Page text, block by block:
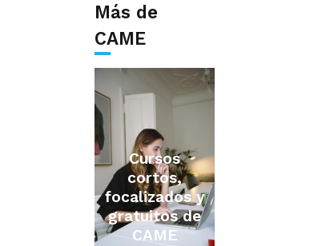
Más de
CAME
Cursos
cortos,
focalizados y
gratuitos de
CAME